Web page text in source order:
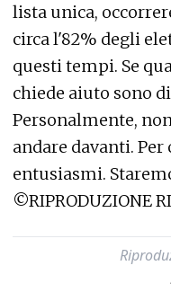
lista unica,
circa l'82% degli
questi tempi. Se
chiede aiuto sono
Personalmente,
andare davanti.
entusiasmi.
©RIPRODUZIONE